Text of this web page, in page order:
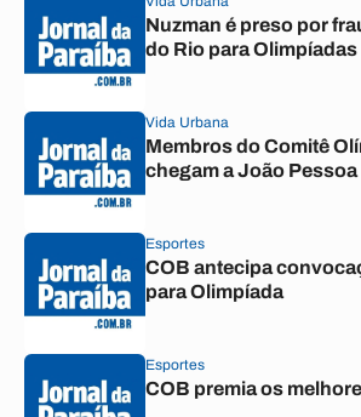
Nuzman é preso por
do Rio para Olimpíadas
Vida Urbana
Membros do Comitê
chegam a João Pessoa
Esportes
COB antecipa
para Olimpíada
Esportes
COB premia os